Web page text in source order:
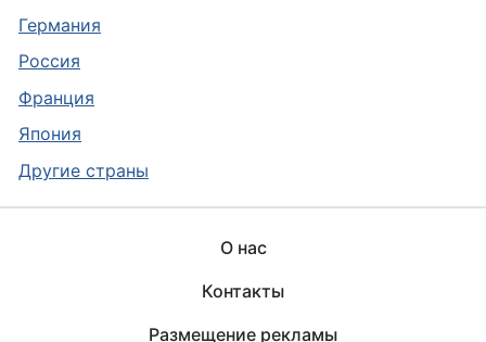
Германия
Россия
Франция
Япония
Другие страны
О нас
Контакты
Размещение рекламы